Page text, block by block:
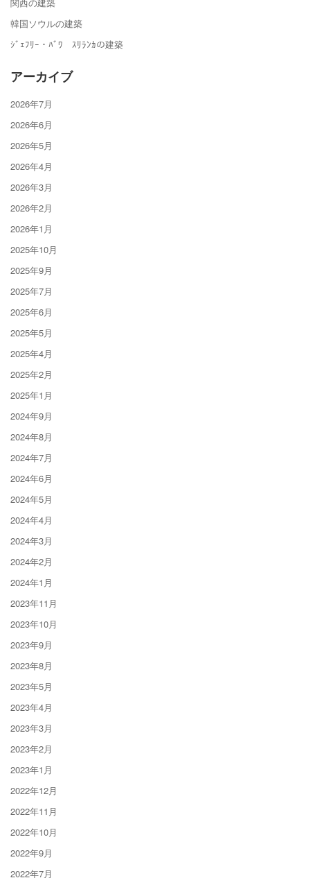
韓国ソウルの建築
ｼﾞｪﾌﾘｰ・ﾊﾞﾜ ｽﾘﾗﾝｶの建築
アーカイブ
2026年7月
2026年6月
2026年5月
2026年4月
2026年3月
2026年2月
2026年1月
2025年10月
2025年9月
2025年7月
2025年6月
2025年5月
2025年4月
2025年2月
2025年1月
2024年9月
2024年8月
2024年7月
2024年6月
2024年5月
2024年4月
2024年3月
2024年2月
2024年1月
2023年11月
2023年10月
2023年9月
2023年8月
2023年5月
2023年4月
2023年3月
2023年2月
2023年1月
2022年12月
2022年11月
2022年10月
2022年9月
2022年7月